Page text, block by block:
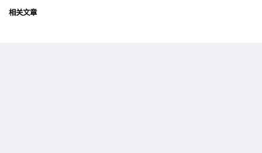
相关文章